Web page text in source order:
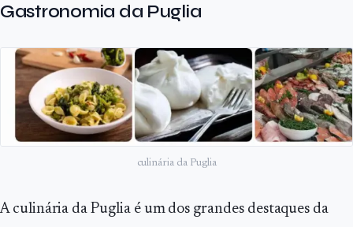
Gastronomia da Puglia
culinária da Puglia
A culinária da Puglia é um dos grandes destaques da